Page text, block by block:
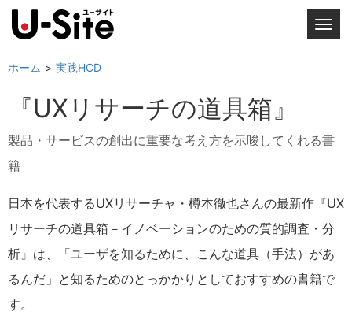
T
n
i
a
t
i
ホーム 実践HCD
『UXリサーチの道具箱』
製品・サービスの創出に重要な考え方を示唆してくれる書
籍
日本を代表するUXリサーチャ・樽本徹也さんの最新作『UX
リサーチの道具箱－イノベーションのための質的調査・分
析』は、「ユーザを知るために、こんな道具（手法）があ
るんだ」と知るためのとっかかりとしておすすめの書籍で
す。